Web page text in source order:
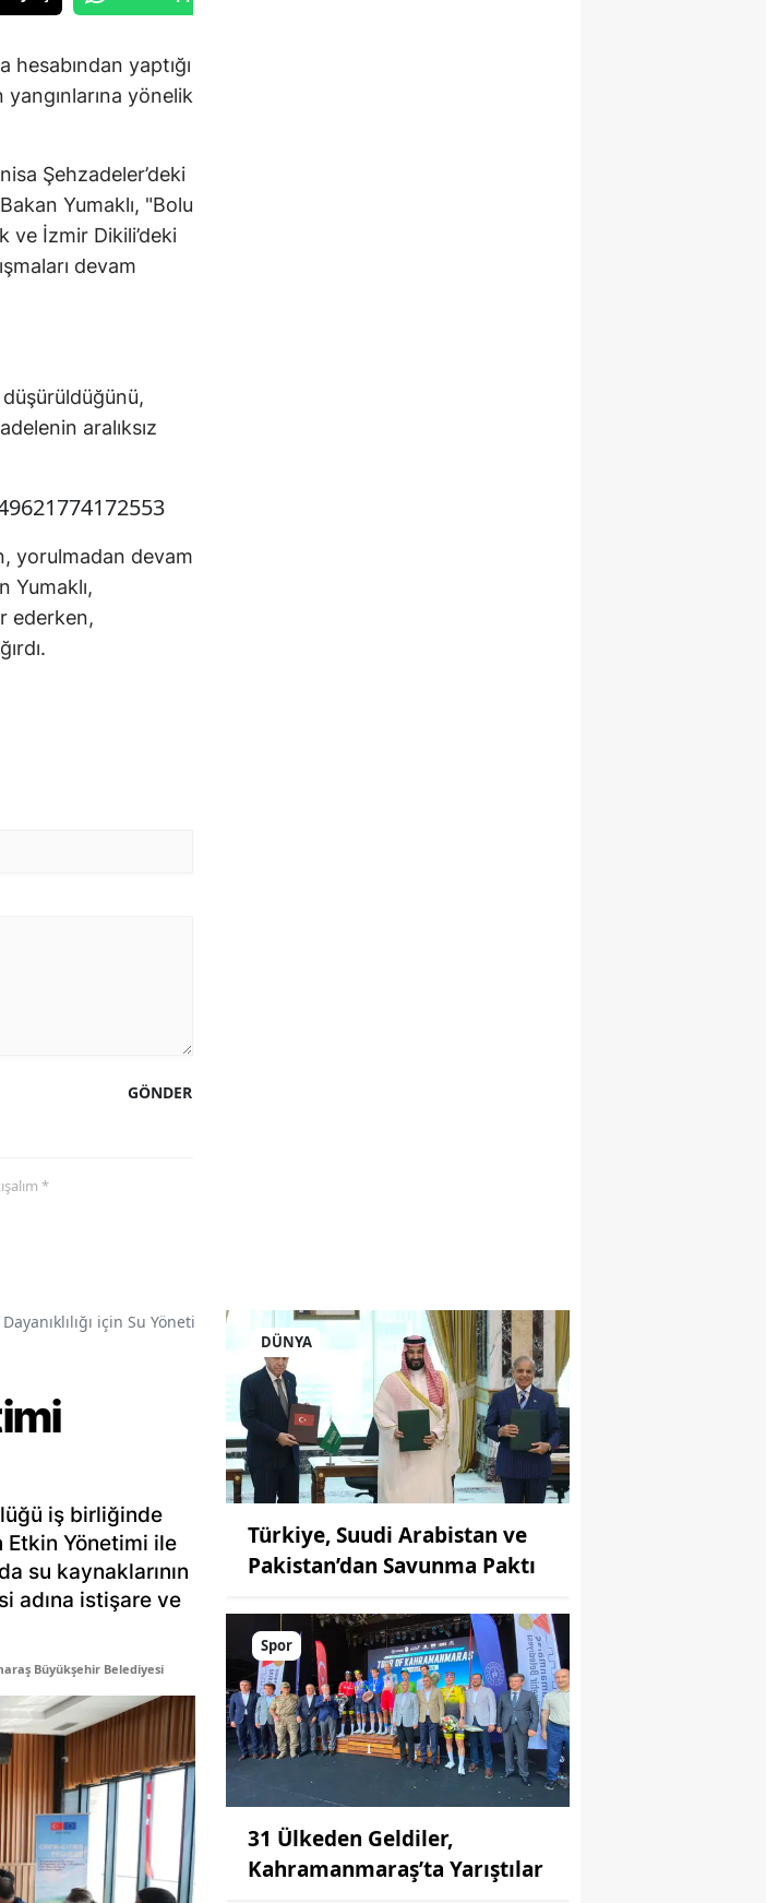
hesabından yaptığı
yönelik
Şehzadeler’deki
Yumaklı, "Bolu
ve İzmir Dikili’deki
devam
düşürüldüğünü,
aralıksız
yorulmadan devam
Yumaklı,
ederken,
GÖNDER
*
için Su Yönetimi Toplantısı
iş birliğinde
Etkin Yönetimi ile
su kaynaklarının
adına istişare ve
Büyükşehir Belediyesi
DÜNYA
Türkiye, Suudi Arabistan ve
Pakistan’dan Savunma Paktı
Spor
31 Ülkeden Geldiler,
Kahramanmaraş’ta Yarıştılar